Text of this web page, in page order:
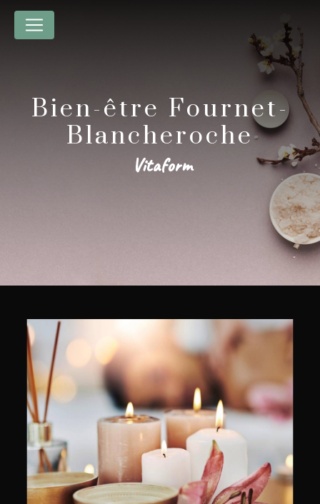
Bien-être Fournet-
Blancheroche
Vitaform
Panneau de gestion des cookies